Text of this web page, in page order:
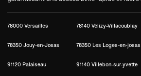
78000 Versailles 78140 Vélizy-Villacoublay
78350 Jouy-en-Josas 78350 Les Loges-en-josas
91120 Palaiseau 91140 Villebon-sur-yvette